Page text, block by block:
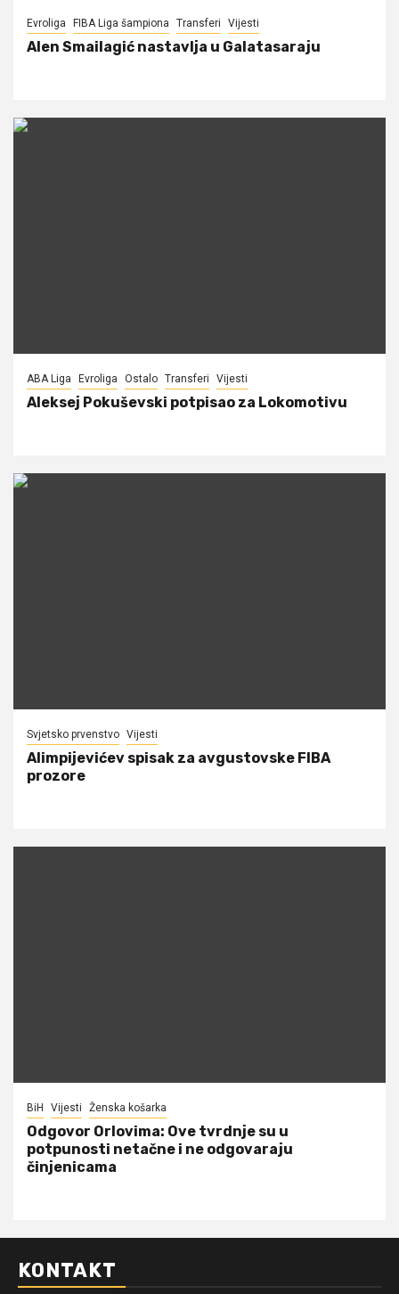
Evroliga FIBA Liga šampiona Transferi Vijesti
Alen Smailagić nastavlja u Galatasaraju
ABA Liga Evroliga Ostalo Transferi Vijesti
Aleksej Pokuševski potpisao za Lokomotivu
Svjetsko prvenstvo Vijesti
Alimpijevićev spisak za avgustovske FIBA
prozore
BiH Vijesti Ženska košarka
Odgovor Orlovima: ​Ove tvrdnje su u
potpunosti netačne i ne odgovaraju
činjenicama
KONTAKT